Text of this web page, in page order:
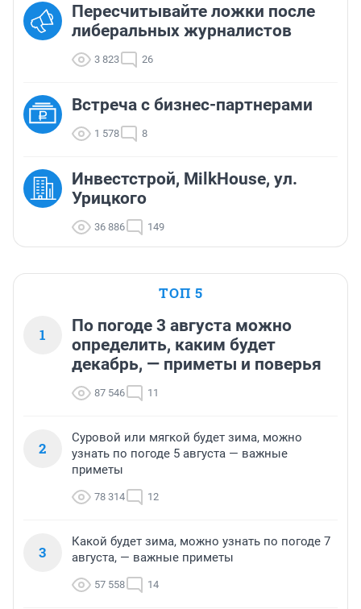
Пересчитывайте ложки после
либеральных журналистов
3 823 26
Встреча с бизнес-партнерами
1 578 8
Инвестстрой, MilkHouse, ул.
Урицкого
36 886 149
ТОП 5
1
По погоде 3 августа можно
определить, каким будет
декабрь, — приметы и поверья
87 546 11
2
Суровой или мягкой будет зима, можно
узнать по погоде 5 августа — важные
приметы
78 314 12
3
Какой будет зима, можно узнать по погоде 7
августа, — важные приметы
57 558 14